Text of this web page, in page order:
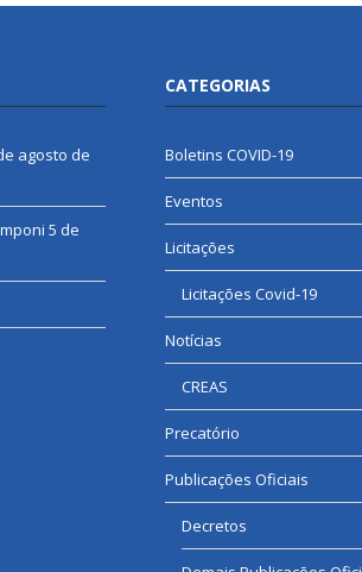
agosto de
5 de
CATEGORIAS
Boletins COVID-19
Eventos
Licitações
Licitações Covid-19
Notícias
CREAS
Precatório
Publicações Oficiais
Decretos